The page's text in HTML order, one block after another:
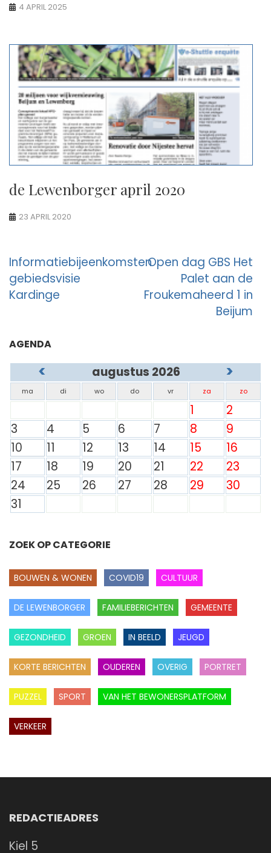
4 APRIL 2025
de Lewenborger april 2020
23 APRIL 2020
Berichtnavigatie
Informatiebijeenkomsten
gebiedsvisie
Kardinge
Open dag GBS Het
Palet aan de
Froukemaheerd 1 in
Beijum
AGENDA
< augustus 2026 >
ma di wo do vr za zo
1
2
3
4 5 6 7 8
9
10
11 12 13 14 15
16
17
18 19 20 21 22
23
24
25 26 27 28 29
30
31
ZOEK OP CATEGORIE
BOUWEN & WONEN COVID19 CULTUUR
DE LEWENBORGER FAMILIEBERICHTEN GEMEENTE
GEZONDHEID GROEN IN BEELD JEUGD
KORTE BERICHTEN OUDEREN OVERIG PORTRET
PUZZEL SPORT VAN HET BEWONERSPLATFORM
VERKEER
REDACTIEADRES
Kiel 5